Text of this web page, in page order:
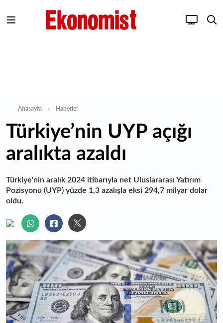
Anasayfa Haberler
Türkiye’nin UYP açığı
aralıkta azaldı
Türkiye'nin aralık 2024 itibarıyla net Uluslararası Yatırım
Pozisyonu (UYP) yüzde 1,3 azalışla eksi 294,7 milyar dolar
oldu.